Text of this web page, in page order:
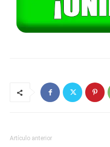
Artículo anterior